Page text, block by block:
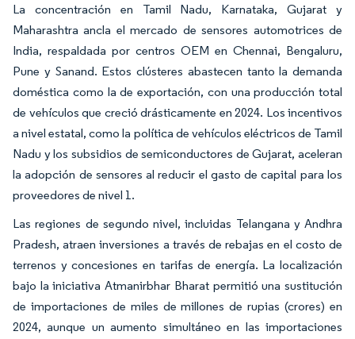
La concentración en Tamil Nadu, Karnataka, Gujarat y
Maharashtra ancla el mercado de sensores automotrices de
India, respaldada por centros OEM en Chennai, Bengaluru,
Pune y Sanand. Estos clústeres abastecen tanto la demanda
doméstica como la de exportación, con una producción total
de vehículos que creció drásticamente en 2024. Los incentivos
a nivel estatal, como la política de vehículos eléctricos de Tamil
Nadu y los subsidios de semiconductores de Gujarat, aceleran
la adopción de sensores al reducir el gasto de capital para los
proveedores de nivel 1.
Las regiones de segundo nivel, incluidas Telangana y Andhra
Pradesh, atraen inversiones a través de rebajas en el costo de
terrenos y concesiones en tarifas de energía. La localización
bajo la iniciativa Atmanirbhar Bharat permitió una sustitución
de importaciones de miles de millones de rupias (crores) en
2024, aunque un aumento simultáneo en las importaciones